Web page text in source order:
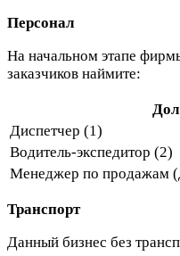
Персонал
На начальном этапе
заказчиков наймите:
Диспетчер (1)
Водитель-экспедитор (2)
Менеджер по продажам
Транспорт
Данный бизнес без